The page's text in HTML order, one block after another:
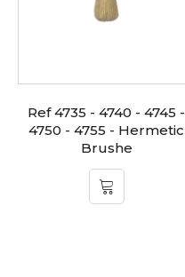
Ref 4735 - 4740 - 4745 -
4750 - 4755 - Hermetic
Brushe